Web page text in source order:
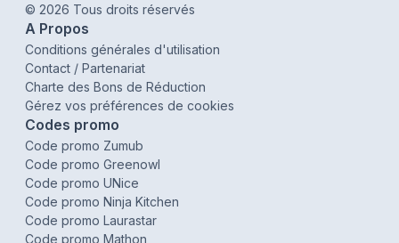
© 2026 Tous droits réservés
A Propos
Conditions générales d'utilisation
Contact / Partenariat
Charte des Bons de Réduction
Gérez vos préférences de cookies
Codes promo
Code promo Zumub
Code promo Greenowl
Code promo UNice
Code promo Ninja Kitchen
Code promo Laurastar
Code promo Mathon